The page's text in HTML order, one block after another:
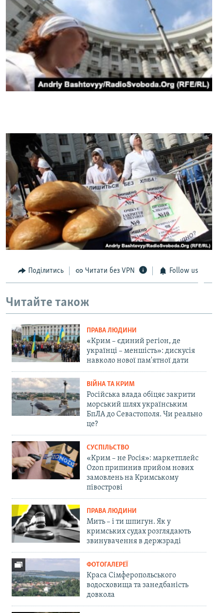
Поділитись Читати без VPN Follow us
Читайте також
ПРАВА ЛЮДИНИ
«Крим – єдиний регіон, де
українці – меншість»: дискусія
навколо нової пам'ятної дати
ВІЙНА ТА КРИМ
Російська влада обіцяє закрити
морський шлях українським
БпЛА до Севастополя. Чи реально
це?
СУСПІЛЬСТВО
«Крим – не Росія»: маркетплейс
Ozon припинив прийом нових
замовлень на Кримському
півострові
ПРАВА ЛЮДИНИ
Мить – і ти шпигун. Як у
кримських судах розглядають
звинувачення в держзраді
ФОТОГАЛЕРЕЇ
Краса Сімферопольського
водосховища та занедбаність
довкола